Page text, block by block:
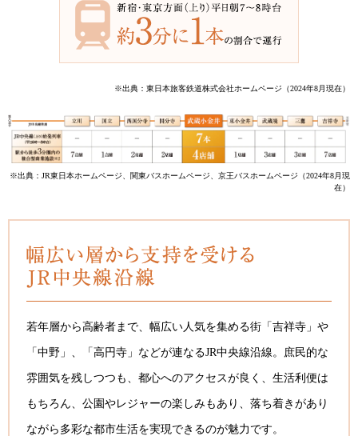
※出典：東日本旅客鉄道株式会社ホームページ（2024年8月現在）
※出典：JR東日本ホームページ、関東バスホームページ、京王バスホームページ（2024年8月現
在）
若年層から高齢者まで、幅広い人気を集める街「吉祥寺」や
「中野」、「高円寺」などが連なるJR中央線沿線。庶民的な
雰囲気を残しつつも、都心へのアクセスが良く、生活利便は
もちろん、公園やレジャーの楽しみもあり、落ち着きがあり
ながら多彩な都市生活を実現できるのが魅力です。